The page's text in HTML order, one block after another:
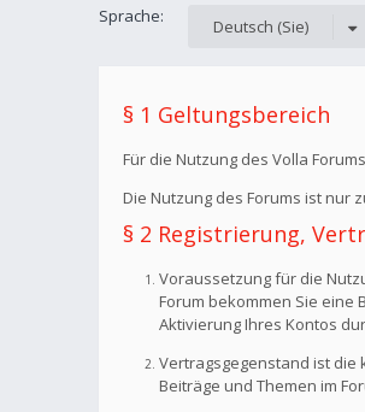
Sprache: Deutsch (Sie)
§ 1 Geltungsbereich
Für die Nutzung des Volla
Die Nutzung des Forums ist nur
§ 2 Registrierung,
Voraussetzung für die
Forum bekommen Sie eine
Aktivierung Ihres Kontos
Vertragsgegenstand ist die
Beiträge und Themen im